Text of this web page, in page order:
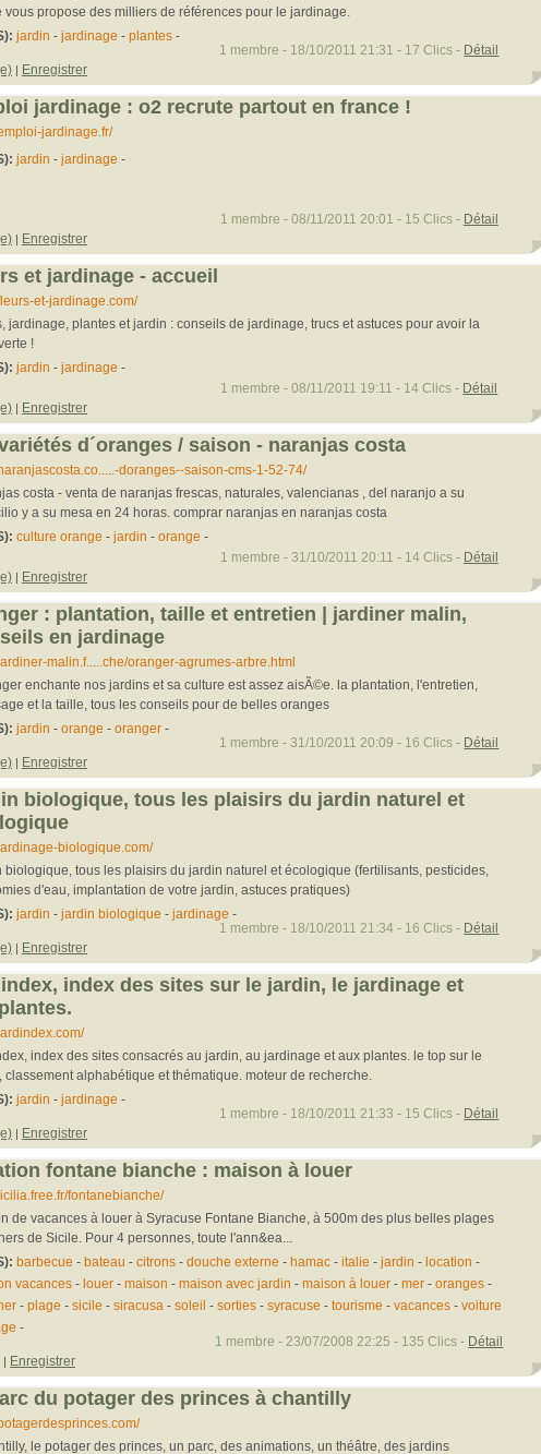
vous propose des milliers de références pour le jardinage.
jardin - jardinage - plantes-
| Enregistrer
1 membre - 18/10/2011 21:31 - 17 Clics - Détail
jardinage : o2 recrute partout en france !
jardinage.fr/
jardin - jardinage -
| Enregistrer
1 membre - 08/11/2011 20:01 - 15 Clics - Détail
et jardinage - accueil
et-jardinage.com/
jardinage, plantes et jardin : conseils de jardinage, trucs et astuces pour avoir la
!
jardin - jardinage -
| Enregistrer
1 membre - 08/11/2011 19:11 - 14 Clics - Détail
d´oranges / saison - naranjas costa
doranges--saison-cms-1-52-74/
costa - venta de naranjas frescas, naturales, valencianas , del naranjo a su
y a su mesa en 24 horas. comprar naranjas en naranjas costa
culture orange - jardin - orange -
| Enregistrer
1 membre - 31/10/2011 20:11 - 14 Clics - Détail
: plantation, taille et entretien | jardiner malin,
en jardinage
malin.f.....che/oranger-agrumes-arbre.html
enchante nos jardins et sa culture est assez aisÃ©e. la plantation, l'entretien,
et la taille, tous les conseils pour de belles oranges
jardin - orange - oranger-
| Enregistrer
1 membre - 31/10/2011 20:09 - 16 Clics - Détail
biologique, tous les plaisirs du jardin naturel et
biologique.com/
biologique, tous les plaisirs du jardin naturel et écologique (fertilisants, pesticides,
d'eau, implantation de votre jardin, astuces pratiques)
jardin - jardin biologique - jardinage -
| Enregistrer
1 membre - 18/10/2011 21:34 - 16 Clics - Détail
index des sites sur le jardin, le jardinage et
index des sites consacrés au jardin, au jardinage et aux plantes. le top sur le
classement alphabétique et thématique. moteur de recherche.
jardin - jardinage -
| Enregistrer
1 membre - 18/10/2011 21:33 - 15 Clics - Détail
fontane bianche : maison à louer
fontanebianche/
de vacances à louer à Syracuse Fontane Bianche, à 500m des plus belles plages
de Sicile. Pour 4 personnes, toute l'ann&ea...
barbecue - bateau - citrons- douche externe - hamac- italie - jardin - location -
vacances- louer- maison - maison avec jardin - maison à louer- mer - oranges-
- plage - sicile - siracusa - soleil - sorties- syracuse - tourisme - vacances- voiture
-
| Enregistrer
1 membre - 23/07/2008 22:25 - 135 Clics - Détail
du potager des princes à chantilly
le potager des princes, un parc, des animations, un théâtre, des jardins